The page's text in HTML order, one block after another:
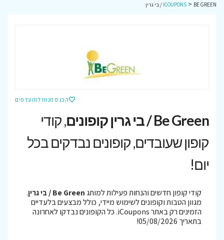
ICOUPONS > BE GREEN / בי גרין
הכנס חנות למועדפים
Be Green / בי גרין קופונים
, קודי
קופון שעובדים, קופונים נבדקים בכל
יום!
קודי קופון חדשים והנחות פעילות למותגBe Green / בי גרין
.
מגוון הטבות וקופונים לשימוש מיידי, כולל מבצעים בלעדיים
הזמינים רק באתר iCoupons. כל הקופונים נבדקו לאחרונה
בתאריך 05/08/2026!